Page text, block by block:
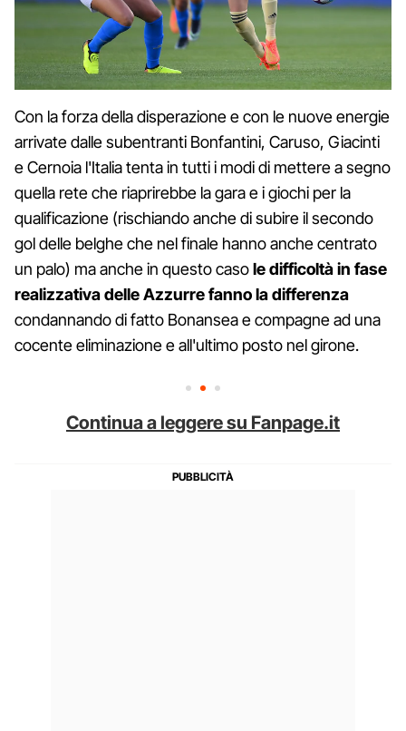
Con la forza della disperazione e con le nuove energie
arrivate dalle subentranti Bonfantini, Caruso, Giacinti
e Cernoia l'Italia tenta in tutti i modi di mettere a segno
quella rete che riaprirebbe la gara e i giochi per la
qualificazione (rischiando anche di subire il secondo
gol delle belghe che nel finale hanno anche centrato
un palo) ma anche in questo casole difficoltà in fase
realizzativa delle Azzurre fanno la differenza
condannando di fatto Bonansea e compagne ad una
cocente eliminazione e all'ultimo posto nel girone.
Continua a leggere su Fanpage.it